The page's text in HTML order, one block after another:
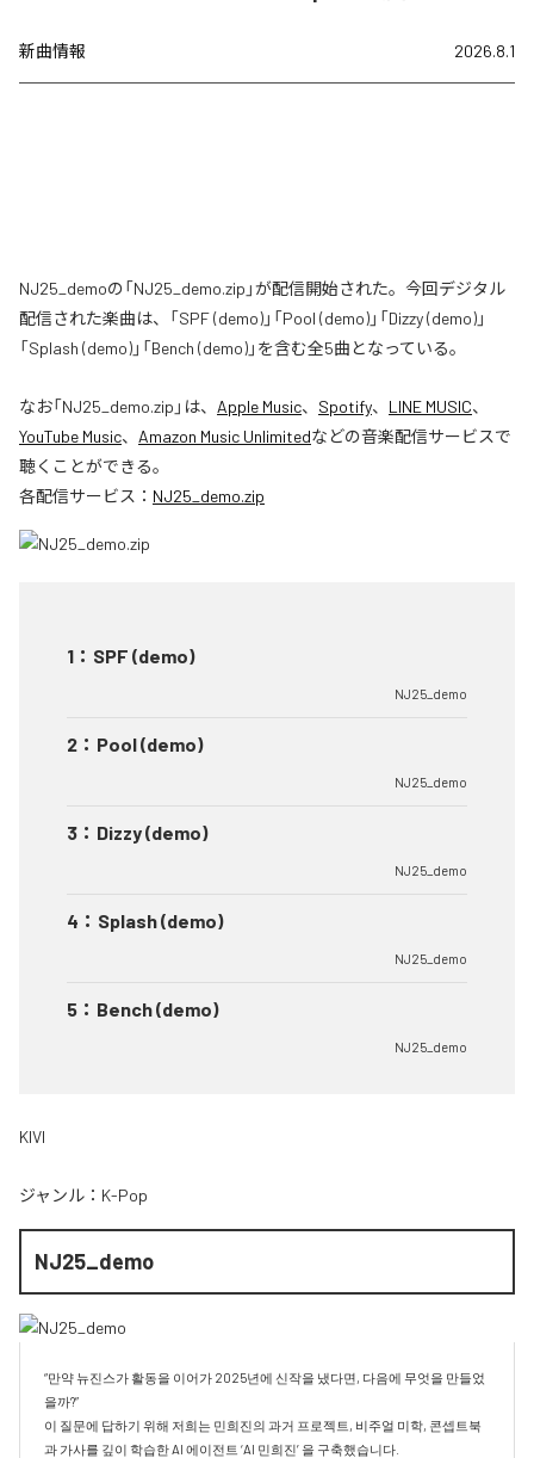
新曲情報 2026.8.1
NJ25_demoの「NJ25_demo.zip」が配信開始された。今回デジタル
配信された楽曲は、「SPF (demo)」「Pool (demo)」「Dizzy (demo)」
「Splash (demo)」「Bench (demo)」を含む全5曲となっている。
なお「NJ25_demo.zip 」は、 Apple Music、 Spotify、 LINE MUSIC、
YouTube Music、 Amazon Music Unlimitedなどの音楽配信サービスで
聴くことができる。
各配信サービス： NJ25_demo.zip
1 ： SPF (demo)
NJ25_demo
2 ： Pool (demo)
NJ25_demo
3 ： Dizzy (demo)
NJ25_demo
4 ： Splash (demo)
NJ25_demo
5 ： Bench (demo)
NJ25_demo
KIVI
ジャンル： K-Pop
NJ25_demo
“만약 뉴진스가 활동을 이어가 2025년에 신작을 냈다면, 다음에 무엇을 만들었
을까?”
이 질문에 답하기 위해 저희는 민희진의 과거 프로젝트, 비주얼 미학, 콘셉트북
과 가사를 깊이 학습한 AI 에이전트 ‘AI 민희진’ 을 구축했습니다.